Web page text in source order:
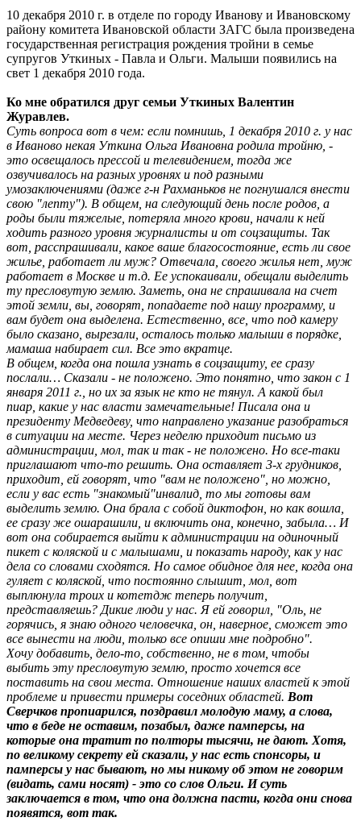
10 декабря 2010 г. в отделе по городу Иванову и Ивановскому
району комитета Ивановской области ЗАГС была произведена
государственная регистрация рождения тройни в семье
супругов Уткиных - Павла и Ольги. Малыши появились на
свет 1 декабря 2010 года.
Ко мне обратился друг семьи Уткиных Валентин
Журавлев.
Суть вопроса вот в чем: если помнишь, 1 декабря 2010 г. у нас
в Иваново некая Уткина Ольга Ивановна родила тройню, -
это освещалось прессой и телевидением, тогда же
озвучивалось на разных уровнях и под разными
умозаключениями (даже г-н Рахманьков не погнушался внести
свою "лепту"). В общем, на следующий день после родов, а
роды были тяжелые, потеряла много крови, начали к ней
ходить разного уровня журналисты и от соцзащиты. Так
вот, расспрашивали, какое ваше благосостояние, есть ли свое
жилье, работает ли муж? Отвечала, своего жилья нет, муж
работает в Москве и т.д. Ее успокаивали, обещали выделить
ту пресловутую землю. Заметь, она не спрашивала на счет
этой земли, вы, говорят, попадаете под нашу программу, и
вам будет она выделена. Естественно, все, что под камеру
было сказано, вырезали, осталось только малыши в порядке,
мамаша набирает сил. Все это вкратце.
В общем, когда она пошла узнать в соцзащиту, ее сразу
послали… Сказали - не положено. Это понятно, что закон с 1
января 2011 г., но их за язык не кто не тянул. А какой был
пиар, какие у нас власти замечательные! Писала она и
президенту Медведеву, что направлено указание разобраться
в ситуации на месте. Через неделю приходит письмо из
администрации, мол, так и так - не положено. Но все-таки
приглашают что-то решить. Она оставляет 3-х грудников,
приходит, ей говорят, что "вам не положено", но можно,
если у вас есть "знакомый"инвалид, то мы готовы вам
выделить землю. Она брала с собой диктофон, но как вошла,
ее сразу же ошарашили, и включить она, конечно, забыла… И
вот она собирается выйти к администрации на одиночный
пикет с коляской и с малышами, и показать народу, как у нас
дела со словами сходятся. Но самое обидное для нее, когда она
гуляет с коляской, что постоянно слышит, мол, вот
выплюнула троих и котетдж теперь получит,
представляешь? Дикие люди у нас. Я ей говорил, "Оль, не
горячись, я знаю одного человечка, он, наверное, сможет это
все вынести на люди, только все опиши мне подробно".
Хочу добавить, дело-то, собственно, не в том, чтобы
выбить эту пресловутую землю, просто хочется все
поставить на свои места. Отношение наших властей к этой
проблеме и привести примеры соседних областей. Вот
Сверчков пропиарился, поздравил молодую маму, а слова,
что в беде не оставим, позабыл, даже памперсы, на
которые она тратит по полторы тысячи, не дают. Хотя,
по великому секрету ей сказали, у нас есть спонсоры, и
памперсы у нас бывают, но мы никому об этом не говорим
(видать, сами носят) - это со слов Ольги. И суть
заключается в том, что она должна пасти, когда они снова
появятся, вот так.